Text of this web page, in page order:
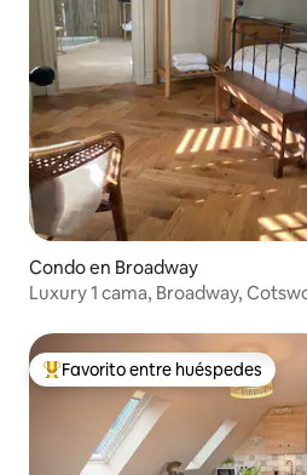
Condo en Broadway
Luxury 1 cama, Broadway,
Favorito entre huéspedes preferido
Favorito entre huéspedes